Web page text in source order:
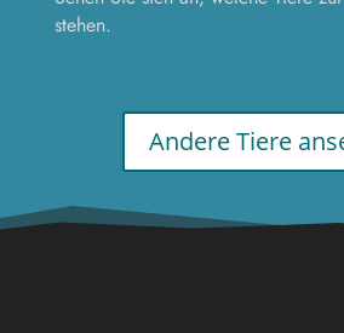
stehen.
Andere Tiere